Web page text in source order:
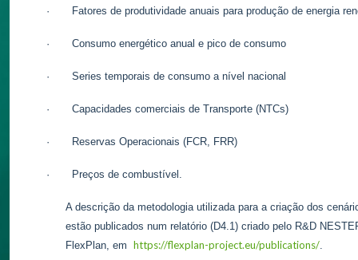
· Fatores de produtividade anuais para produção de energia
· Consumo energético anual e pico de consumo
· Series temporais de consumo a nível nacional
· Capacidades comerciais de Transporte (NTCs)
· Reservas Operacionais (FCR, FRR)
· Preços de combustível.
A descrição da metodologia utilizada para a criação dos
estão publicados num relatório (D4.1) criado pelo R&D
FlexPlan, em https://flexplan-project.eu/publications/